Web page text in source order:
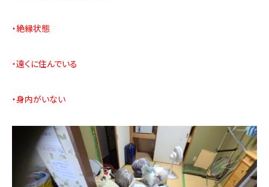
・絶縁状態
・遠くに住んでいる
・身内がいない